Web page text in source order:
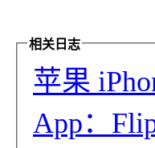
相关日志
苹果
App：